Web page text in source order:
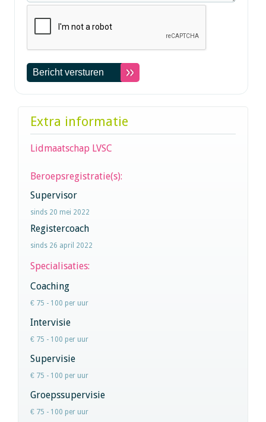
Extra informatie
Lidmaatschap LVSC
Beroepsregistratie(s):
Supervisor
sinds 20 mei 2022
Registercoach
sinds 26 april 2022
Specialisaties:
Coaching
€ 75 - 100 per uur
Intervisie
€ 75 - 100 per uur
Supervisie
€ 75 - 100 per uur
Groepssupervisie
€ 75 - 100 per uur